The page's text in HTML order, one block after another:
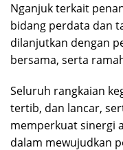
Nganjuk terkait
bidang perdata dan
dilanjutkan dengan
bersama, serta
Seluruh rangkaian
tertib, dan lancar,
memperkuat sinergi
dalam mewujudkan